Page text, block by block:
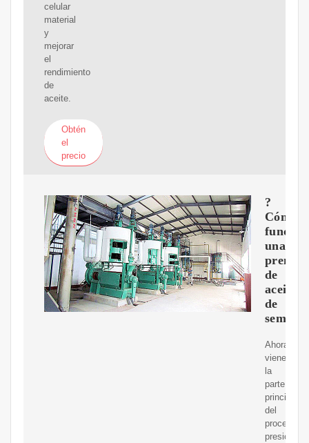
celular
material
y
mejorar
el
rendimiento
de
aceite.
Obtén
el
precio
?
Cómo
una
prensa
de
aceite
de
Ahora
viene
la
parte
principal
del
proceso:
presionar